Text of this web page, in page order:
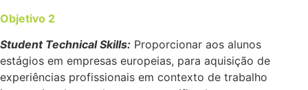
Objetivo 2
Student Technical Skills: Proporcionar aos alunos
estágios em empresas europeias, para aquisição de
experiências profissionais em contexto de trabalho